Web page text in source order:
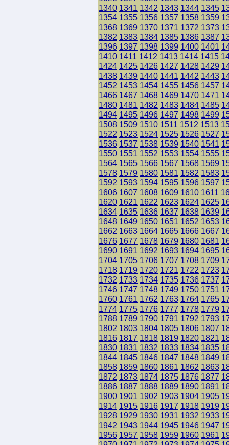
1340 1341 1342 1343 1344 1345
1354 1355 1356 1357 1358 1359
1368 1369 1370 1371 1372 1373
1382 1383 1384 1385 1386 1387
1396 1397 1398 1399 1400 1401
1410 1411 1412 1413 1414 1415
1424 1425 1426 1427 1428 1429
1438 1439 1440 1441 1442 1443
1452 1453 1454 1455 1456 1457
1466 1467 1468 1469 1470 1471
1480 1481 1482 1483 1484 1485
1494 1495 1496 1497 1498 1499
1508 1509 1510 1511 1512 1513
1522 1523 1524 1525 1526 1527
1536 1537 1538 1539 1540 1541
1550 1551 1552 1553 1554 1555
1564 1565 1566 1567 1568 1569
1578 1579 1580 1581 1582 1583
1592 1593 1594 1595 1596 1597
1606 1607 1608 1609 1610 1611
1620 1621 1622 1623 1624 1625
1634 1635 1636 1637 1638 1639
1648 1649 1650 1651 1652 1653
1662 1663 1664 1665 1666 1667
1676 1677 1678 1679 1680 1681
1690 1691 1692 1693 1694 1695
1704 1705 1706 1707 1708 1709
1718 1719 1720 1721 1722 1723
1732 1733 1734 1735 1736 1737
1746 1747 1748 1749 1750 1751
1760 1761 1762 1763 1764 1765
1774 1775 1776 1777 1778 1779
1788 1789 1790 1791 1792 1793
1802 1803 1804 1805 1806 1807
1816 1817 1818 1819 1820 1821
1830 1831 1832 1833 1834 1835
1844 1845 1846 1847 1848 1849
1858 1859 1860 1861 1862 1863
1872 1873 1874 1875 1876 1877
1886 1887 1888 1889 1890 1891
1900 1901 1902 1903 1904 1905
1914 1915 1916 1917 1918 1919
1928 1929 1930 1931 1932 1933
1942 1943 1944 1945 1946 1947
1956 1957 1958 1959 1960 1961